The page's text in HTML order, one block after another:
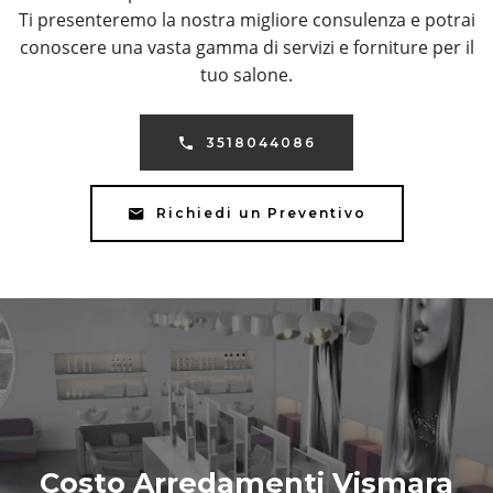
Ti presenteremo la nostra migliore consulenza e potrai
conoscere una vasta gamma di servizi e forniture per il
tuo salone.
3518044086
Richiedi un Preventivo
Costo Arredamenti Vismara